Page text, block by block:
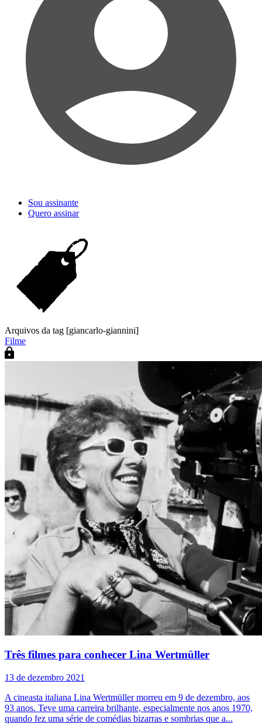
Sou assinante
Quero assinar
Arquivos da tag [giancarlo-giannini]
Filme
Três filmes para conhecer Lina Wertmüller
13 de dezembro 2021
A cineasta italiana Lina Wertmüller morreu em 9 de dezembro, aos
93 anos. Teve uma carreira brilhante, especialmente nos anos 1970,
quando fez uma série de comédias bizarras e sombrias que a...